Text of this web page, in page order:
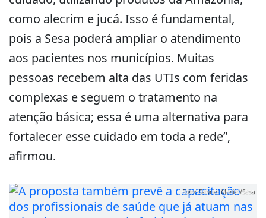
como alecrim e jucá. Isso é fundamental,
pois a Sesa poderá ampliar o atendimento
aos pacientes nos municípios. Muitas
pessoas recebem alta das UTIs com feridas
complexas e seguem o tratamento na
atenção básica; essa é uma alternativa para
fortalecer esse cuidado em toda a rede”,
afirmou.
Foto: Gabriel Maciel/Sesa